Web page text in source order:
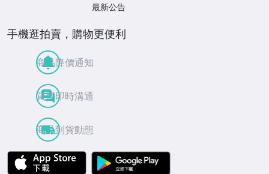
最新公告
手機逛拍賣，購物更便利
商品降價通知
買賣即時溝通
商品到貨動態
APP Store